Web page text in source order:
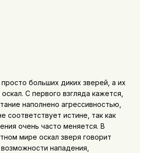
больших диких зверей, а их
С первого взгляда кажется,
наполнено агрессивностью,
соответствует истине, так как
очень часто меняется. В
мире оскал зверя говорит
нападения,